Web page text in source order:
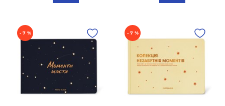
- 7 % - 7 %